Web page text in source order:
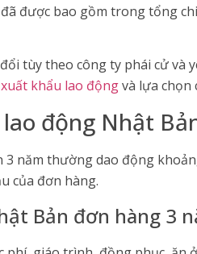
được bao gồm trong tổng
tùy theo công ty phái cử và
khẩu lao độngvà lựa chọn
động Nhật
năm thường dao động
của đơn hàng.
Bản đơn hàng 3